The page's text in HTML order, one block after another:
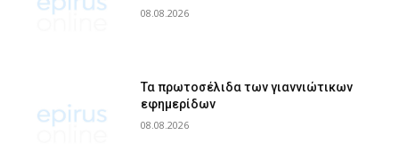
08.08.2026
Τα πρωτοσέλιδα των γιαννιώτικων
εφημερίδων
08.08.2026